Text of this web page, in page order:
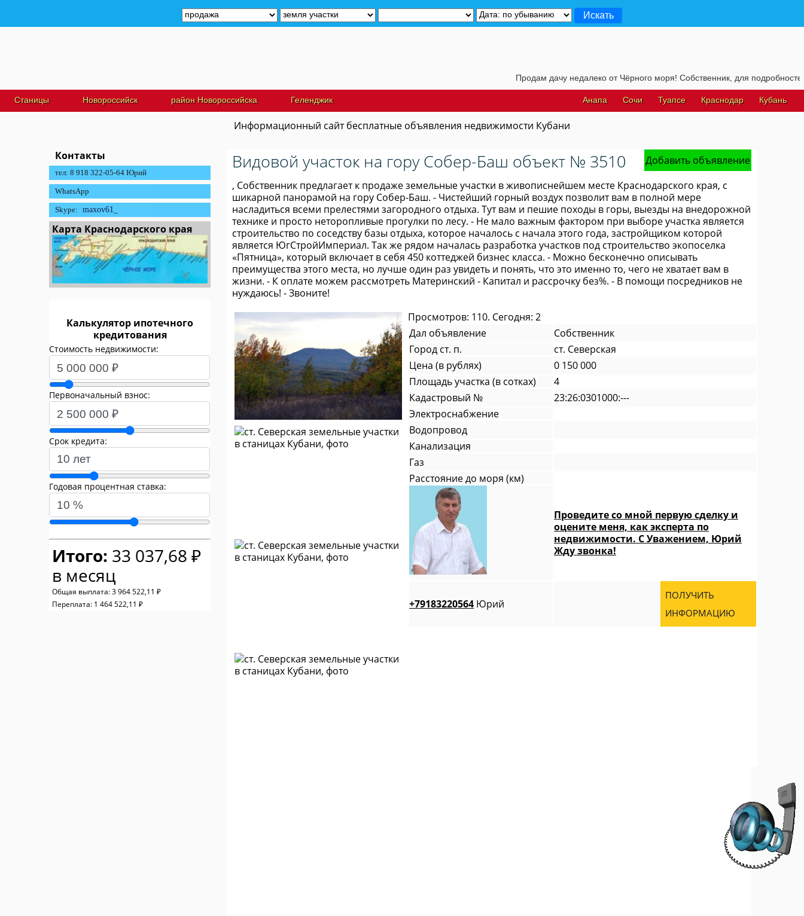
Информационный сайт бесплатные объявления недвижимости Кубани
Добавить объявление
Видовой участок на гору Собер-Баш объект № 3510
, Собственник предлагает к продаже земельные участки в живописнейшем месте Краснодарского края, с
шикарной панорамой на гору Собер-Баш. - Чистейший горный воздух позволит вам в полной мере
насладиться всеми прелестями загородного отдыха. Тут вам и пешие походы в горы, выезды на внедорожной
технике и просто неторопливые прогулки по лесу. - Не мало важным фактором при выборе участка является
строительство по соседству базы отдыха, которое началось с начала этого года, застройщиком которой
является ЮгСтройИмпериал. Так же рядом началась разработка участков под строительство экопоселка
«Пятница», который включает в себя 450 коттеджей бизнес класса. - Можно бесконечно описывать
преимущества этого места, но лучше один раз увидеть и понять, что это именно то, чего не хватает вам в
жизни. - К оплате можем рассмотреть Материнский - Капитал и рассрочку без%. - В помощи посредников не
нуждаюсь! - Звоните!
Просмотров: 110. Сегодня: 2
Дал объявление
Собственник
Город ст. п.
ст. Северская
Цена (в рублях)
0 150 000
Площадь участка (в сотках)
4
Кадастровый №
23:26:0301000:---
Электроснабжение
Водопровод
Канализация
Газ
Расстояние до моря (км)
Проведите со мной первую сделку и
оцените меня, как эксперта по
недвижимости. С Уважением, Юрий
Жду звонка!
+79183220564 Юрий
ПОЛУЧИТЬ
ИНФОРМАЦИЮ
Контакты
тел: 8 918 322-05-64 Юрий
WhatsApp
Skype: maxov61_
Карта Краснодарского края
Калькулятор ипотечного
кредитования
Стоимость недвижимости:
Первоначальный взнос:
Срок кредита:
Годовая процентная ставка:
Итого: 33 037,68 ₽
в месяц
Общая выплата: 3 964 522,11 ₽
Переплата: 1 464 522,11 ₽
Станицы Новороссийск район Новороссийска Геленджик Кубань
Краснодар
Туапсе
Сочи
Анапа
Продам дачу недалеко от Чёрного моря! Собственник, для подробностей,